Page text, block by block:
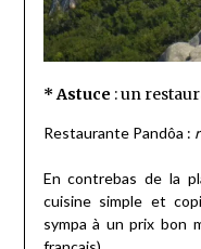
* Astuce : un
Restaurante Pandôa :
En contrebas de la
cuisine simple et
sympa à un prix bon